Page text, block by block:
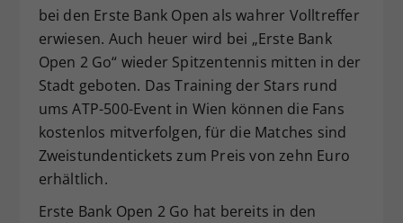
bei den Erste Bank Open als wahrer Volltreffer
erwiesen. Auch heuer wird bei „Erste Bank
Open 2 Go“ wieder Spitzentennis mitten in der
Stadt geboten. Das Training der Stars rund
ums ATP-500-Event in Wien können die Fans
kostenlos mitverfolgen, für die Matches sind
Zweistundentickets zum Preis von zehn Euro
erhältlich.
Erste Bank Open 2 Go hat bereits in den
Zweck
Dieser Wert speichert Ihre Consent-
Einstellungen. Unter anderem eine
zufällig generierte ID, für die
historische Speicherung Ihrer
vorgenommen Einstellungen, falls der
hat.